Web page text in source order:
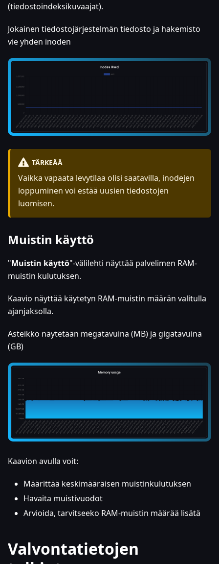
(tiedostoindeksikuvaajat).
Jokainen tiedostojärjestelmän tiedosto ja hakemisto
vie yhden inoden
TÄRKEÄÄ
Vaikka vapaata levytilaa olisi saatavilla, inodejen
loppuminen voi estää uusien tiedostojen
luomisen.
Muistin käyttö
"Muistin käyttö"-välilehti näyttää palvelimen RAM-
muistin kulutuksen.
Kaavio näyttää käytetyn RAM-muistin määrän valitulla
ajanjaksolla.
Asteikko näytetään megatavuina (MB) ja gigatavuina
(GB)
Kaavion avulla voit:
Määrittää keskimääräisen muistinkulutuksen
Havaita muistivuodot
Arvioida, tarvitseeko RAM-muistin määrää lisätä
Valvontatietojen